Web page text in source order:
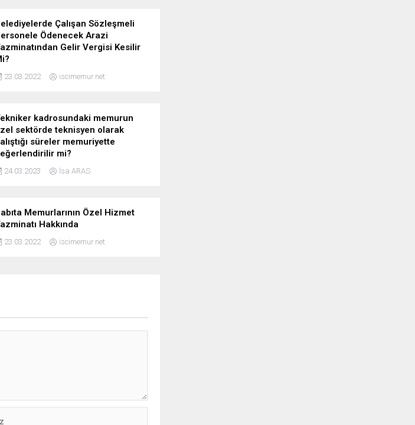
Çalışan Sözleşmeli
Ödenecek Arazi
Gelir Vergisi Kesilir
23.03.2022 iscimemur.net
kadrosundaki memurun
sektörde teknisyen olarak
süreler memuriyette
mi?
24.03.2023 İsa ARAS
Memurlarının Özel Hizmet
Hakkında
23.03.2022 iscimemur.net